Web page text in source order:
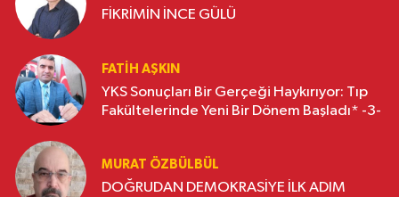
FİKRİMİN İNCE GÜLÜ
FATIH AŞKIN
YKS Sonuçları Bir Gerçeği Haykırıyor: Tıp
Fakültelerinde Yeni Bir Dönem Başladı* -3-
MURAT ÖZBÜLBÜL
DOĞRUDAN DEMOKRASİYE İLK ADIM